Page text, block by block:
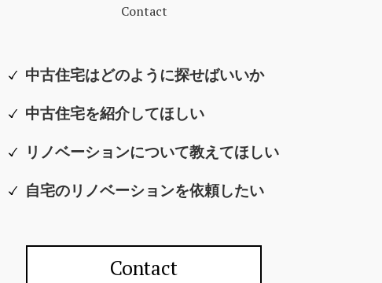
Contact
中古住宅はどのように探せばいいか
中古住宅を紹介してほしい
リノベーションについて教えてほしい
自宅のリノベーションを依頼したい
Contact